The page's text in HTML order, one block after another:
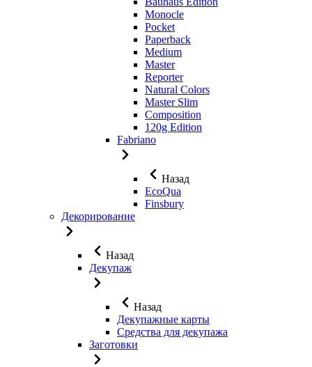
Monocle
Pocket
Paperback
Medium
Master
Reporter
Natural Colors
Master Slim
Composition
120g Edition
Fabriano
Назад
EcoQua
Finsbury
Декорирование
Назад
Декупаж
Назад
Декупажные карты
Средства для декупажа
Заготовки